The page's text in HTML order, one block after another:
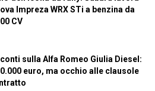
Impreza WRX STi a benzina da
CV
sulla Alfa Romeo Giulia Diesel:
euro, ma occhio alle clausole